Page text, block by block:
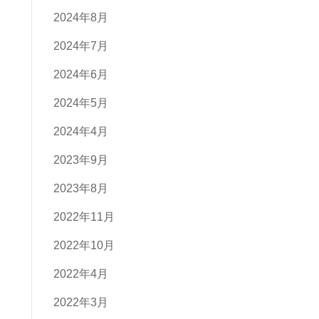
2024年8月
2024年7月
2024年6月
2024年5月
2024年4月
2023年9月
2023年8月
2022年11月
2022年10月
2022年4月
2022年3月